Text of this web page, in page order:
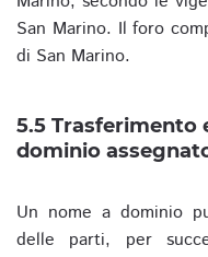
San Marino. Il foro
di San Marino.
5.5 Trasferimento
dominio
Un nome a dominio
delle parti, per